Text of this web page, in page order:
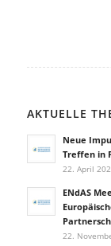
AKTUELLE
Neue
Treffen in
22. April
ENdAS
22.